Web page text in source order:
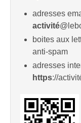
adresses
activité
boites aux
anti-spam
adresses
https://